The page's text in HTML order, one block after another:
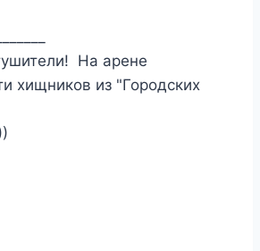
На арене
хищников из "Городских